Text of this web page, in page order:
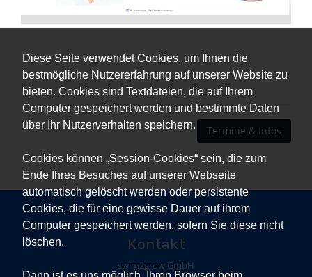
Diese Seite verwendet Cookies, um Ihnen die
bestmögliche Nutzererfahrung auf unserer Website zu
bieten. Cookies sind Textdateien, die auf Ihrem
Computer gespeichert werden und bestimmte Daten
über Ihr Nutzerverhalten speichern.
Cookies können „Session-Cookies“ sein, die zum
Ende Ihres Besuches auf unserer Webseite
automatisch gelöscht werden oder persistente
Cookies, die für eine gewisse Dauer auf ihrem
Computer gespeichert werden, sofern Sie diese nicht
löschen.
Termine & Infos
Kontakt
swim2grow GmbH